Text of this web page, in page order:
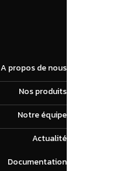
A propos de nous
Nos produits
Notre équipe
Actualité
Documentation